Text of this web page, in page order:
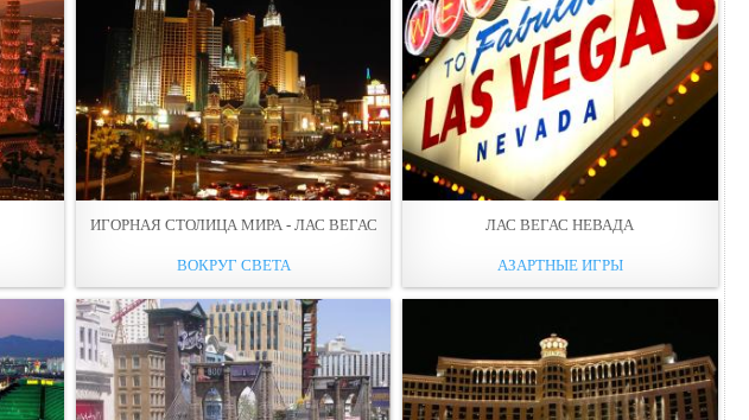
ИГОРНАЯ СТОЛИЦА МИРА - ЛАС ВЕГАС
ВОКРУГ СВЕТА
ЛАС ВЕГАС НЕВАДА
АЗАРТНЫЕ ИГРЫ